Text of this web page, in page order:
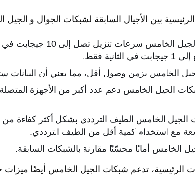
بين الأجيال السابقة لشبكات الجوال و الجيل
توفر شبكات الجيل
فقط.
الخامس بزمن وصول أقل، مما يعني أن البيانات
الجيل الخامس دعم عدد أكبر من الأجهزة
الخامس الطيف الترددي بشكل أكثر كفاءة من
مع استخدام كمية أقل من الطيف الترددي.
الخامس أمانًا محسّنًا مقارنة بالشبكات السابقة.
الرئيسية، تدعم شبكات الجيل الخامس أيضًا